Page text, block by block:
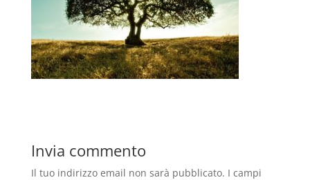
Invia commento
Il tuo indirizzo email non sarà pubblicato. I campi